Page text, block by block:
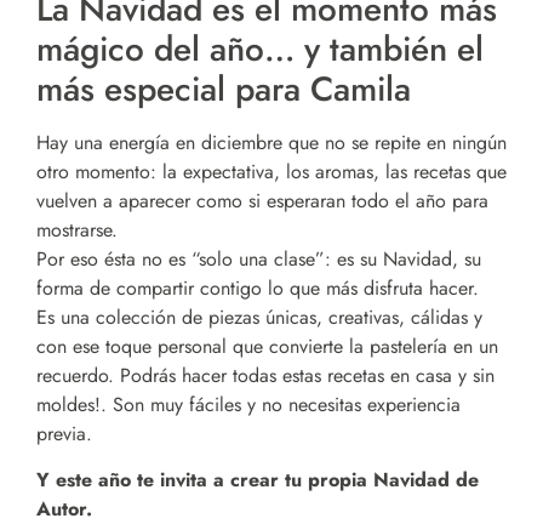
mágico del año… y también el
más especial para Camila
Hay una energía en diciembre que no se repite en ningún
otro momento: la expectativa, los aromas, las recetas que
vuelven a aparecer como si esperaran todo el año para
mostrarse.
Por eso ésta no es “solo una clase”: es su Navidad, su
forma de compartir contigo lo que más disfruta hacer.
Es una colección de piezas únicas, creativas, cálidas y
con ese toque personal que convierte la pastelería en un
recuerdo. Podrás hacer todas estas recetas en casa y sin
moldes!. Son muy fáciles y no necesitas experiencia
previa.
Y este año te invita a crear tu propia Navidad de
Autor.